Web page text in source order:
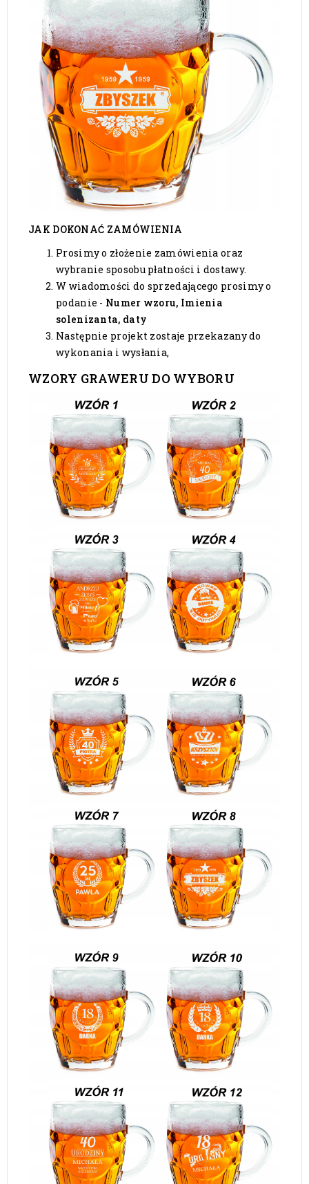
JAK DOKONAĆ ZAMÓWIENIA
Prosimy o złożenie zamówienia oraz
wybranie sposobu płatności i dostawy.
W wiadomości do sprzedającego prosimy o
podanie - Numer wzoru, Imienia
solenizanta, daty
Następnie projekt zostaje przekazany do
wykonania i wysłania,
WZORY GRAWERU DO WYBORU